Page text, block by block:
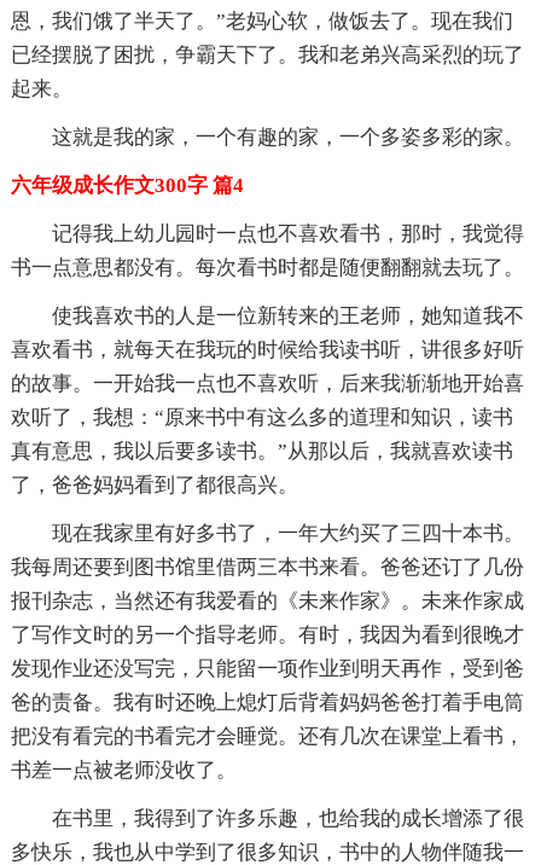
恩，我们饿了半天了。”老妈心软，做饭去了。现在我们
已经摆脱了困扰，争霸天下了。我和老弟兴高采烈的玩了
起来。
这就是我的家，一个有趣的家，一个多姿多彩的家。
六年级成长作文300字 篇4
记得我上幼儿园时一点也不喜欢看书，那时，我觉得
书一点意思都没有。每次看书时都是随便翻翻就去玩了。
使我喜欢书的人是一位新转来的王老师，她知道我不
喜欢看书，就每天在我玩的时候给我读书听，讲很多好听
的故事。一开始我一点也不喜欢听，后来我渐渐地开始喜
欢听了，我想：“原来书中有这么多的道理和知识，读书
真有意思，我以后要多读书。”从那以后，我就喜欢读书
了，爸爸妈妈看到了都很高兴。
现在我家里有好多书了，一年大约买了三四十本书。
我每周还要到图书馆里借两三本书来看。爸爸还订了几份
报刊杂志，当然还有我爱看的《未来作家》。未来作家成
了写作文时的另一个指导老师。有时，我因为看到很晚才
发现作业还没写完，只能留一项作业到明天再作，受到爸
爸的责备。我有时还晚上熄灯后背着妈妈爸爸打着手电筒
把没有看完的书看完才会睡觉。还有几次在课堂上看书，
书差一点被老师没收了。
在书里，我得到了许多乐趣，也给我的成长增添了很
多快乐，我也从中学到了很多知识，书中的人物伴随我一